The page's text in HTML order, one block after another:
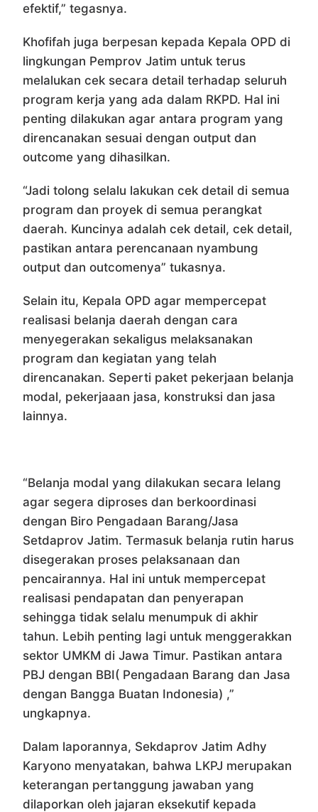
efektif,” tegasnya.
Khofifah juga berpesan kepada Kepala OPD di
lingkungan Pemprov Jatim untuk terus
melalukan cek secara detail terhadap seluruh
program kerja yang ada dalam RKPD. Hal ini
penting dilakukan agar antara program yang
direncanakan sesuai dengan output dan
outcome yang dihasilkan.
“Jadi tolong selalu lakukan cek detail di semua
program dan proyek di semua perangkat
daerah. Kuncinya adalah cek detail, cek detail,
pastikan antara perencanaan nyambung
output dan outcomenya” tukasnya.
Selain itu, Kepala OPD agar mempercepat
realisasi belanja daerah dengan cara
menyegerakan sekaligus melaksanakan
program dan kegiatan yang telah
direncanakan. Seperti paket pekerjaan belanja
modal, pekerjaaan jasa, konstruksi dan jasa
lainnya.
“Belanja modal yang dilakukan secara lelang
agar segera diproses dan berkoordinasi
dengan Biro Pengadaan Barang/Jasa
Setdaprov Jatim. Termasuk belanja rutin harus
disegerakan proses pelaksanaan dan
pencairannya. Hal ini untuk mempercepat
realisasi pendapatan dan penyerapan
sehingga tidak selalu menumpuk di akhir
tahun. Lebih penting lagi untuk menggerakkan
sektor UMKM di Jawa Timur. Pastikan antara
PBJ dengan BBI( Pengadaan Barang dan Jasa
dengan Bangga Buatan Indonesia) ,”
ungkapnya.
Dalam laporannya, Sekdaprov Jatim Adhy
Karyono menyatakan, bahwa LKPJ merupakan
keterangan pertanggung jawaban yang
dilaporkan oleh jajaran eksekutif kepada